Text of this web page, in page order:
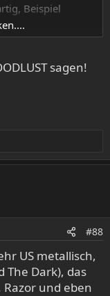
Beispiel
sagen!
#88
US metallisch,
The Dark), das
Razor und eben